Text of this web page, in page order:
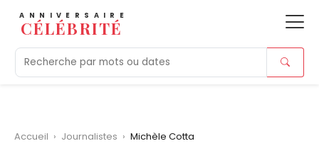
ANNIVERSAIRE
CÉLÉBRITÉ
Aujourd'hui Tendances Morts
Accueil › Journalistes › Michèle Cotta